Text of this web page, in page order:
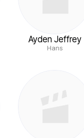
Ayden Jeffrey
Hans